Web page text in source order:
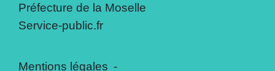
Préfecture de la Moselle
Service-public.fr
Mentions légales -